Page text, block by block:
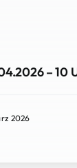
– 10
2026